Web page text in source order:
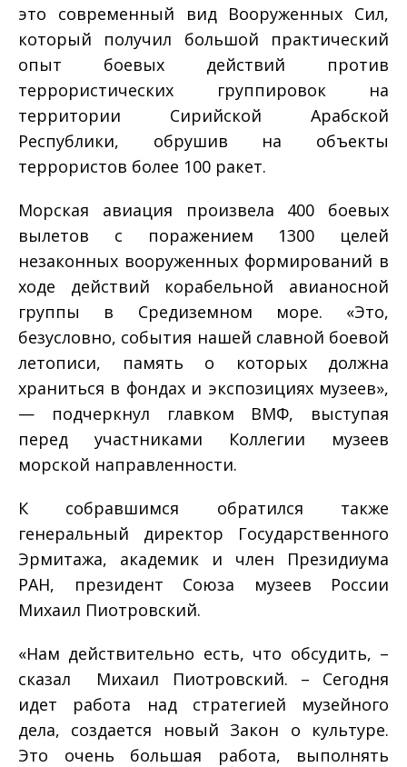
это современный вид Вооруженных Сил,
который получил большой практический
опыт боевых действий против
террористических группировок на
территории Сирийской Арабской
Республики, обрушив на объекты
террористов более 100 ракет.
Морская авиация произвела 400 боевых
вылетов с поражением 1300 целей
незаконных вооруженных формирований в
ходе действий корабельной авианосной
группы в Средиземном море. «Это,
безусловно, события нашей славной боевой
летописи, память о которых должна
храниться в фондах и экспозициях музеев»,
— подчеркнул главком ВМФ, выступая
перед участниками Коллегии музеев
морской направленности.
К собравшимся обратился также
генеральный директор Государственного
Эрмитажа, академик и член Президиума
РАН, президент Союза музеев России
Михаил Пиотровский.
«Нам действительно есть, что обсудить, –
сказал Михаил Пиотровский. – Сегодня
идет работа над стратегией музейного
дела, создается новый Закон о культуре.
Это очень большая работа, выполнять